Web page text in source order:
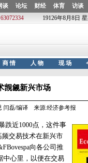
觊觎新兴市场
闫磊/编译 来源:经济参考报
跌近1000点，这件事
交易技术在新兴市
向各公司推
中心里，以便在交易